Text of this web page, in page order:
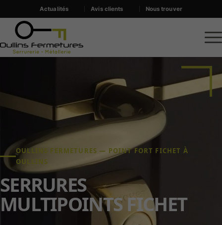
Actualités Avis clients Nous trouver
OULLINS FERMETURES — POINT FORT FICHET À
OULLINS
SERRURES
MULTIPOINTS FICHET